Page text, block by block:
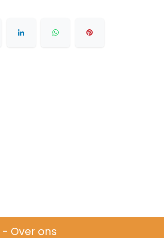
- Over ons